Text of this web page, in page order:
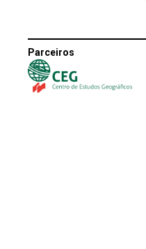
Parceiros